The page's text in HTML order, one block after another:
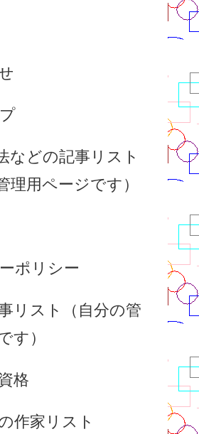
などの記事リスト
理用ページです）
ポリシー
リスト（自分の管
す）
格
作家リスト